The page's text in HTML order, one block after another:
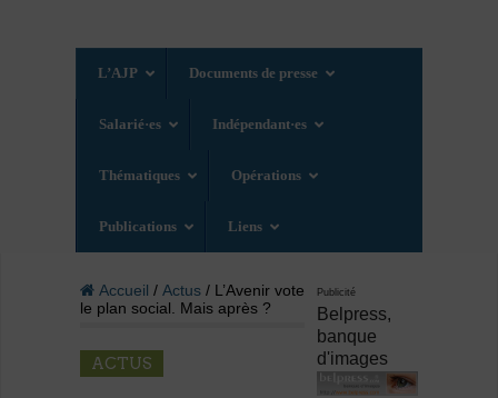
L’AJP Documents de presse
Salarié·es Indépendant·es
Thématiques Opérations
Publications Liens
Accueil / Actus/ L’Avenir vote
le plan social. Mais après ?
ACTUS
Publicité
Belpress,
banque
d'images